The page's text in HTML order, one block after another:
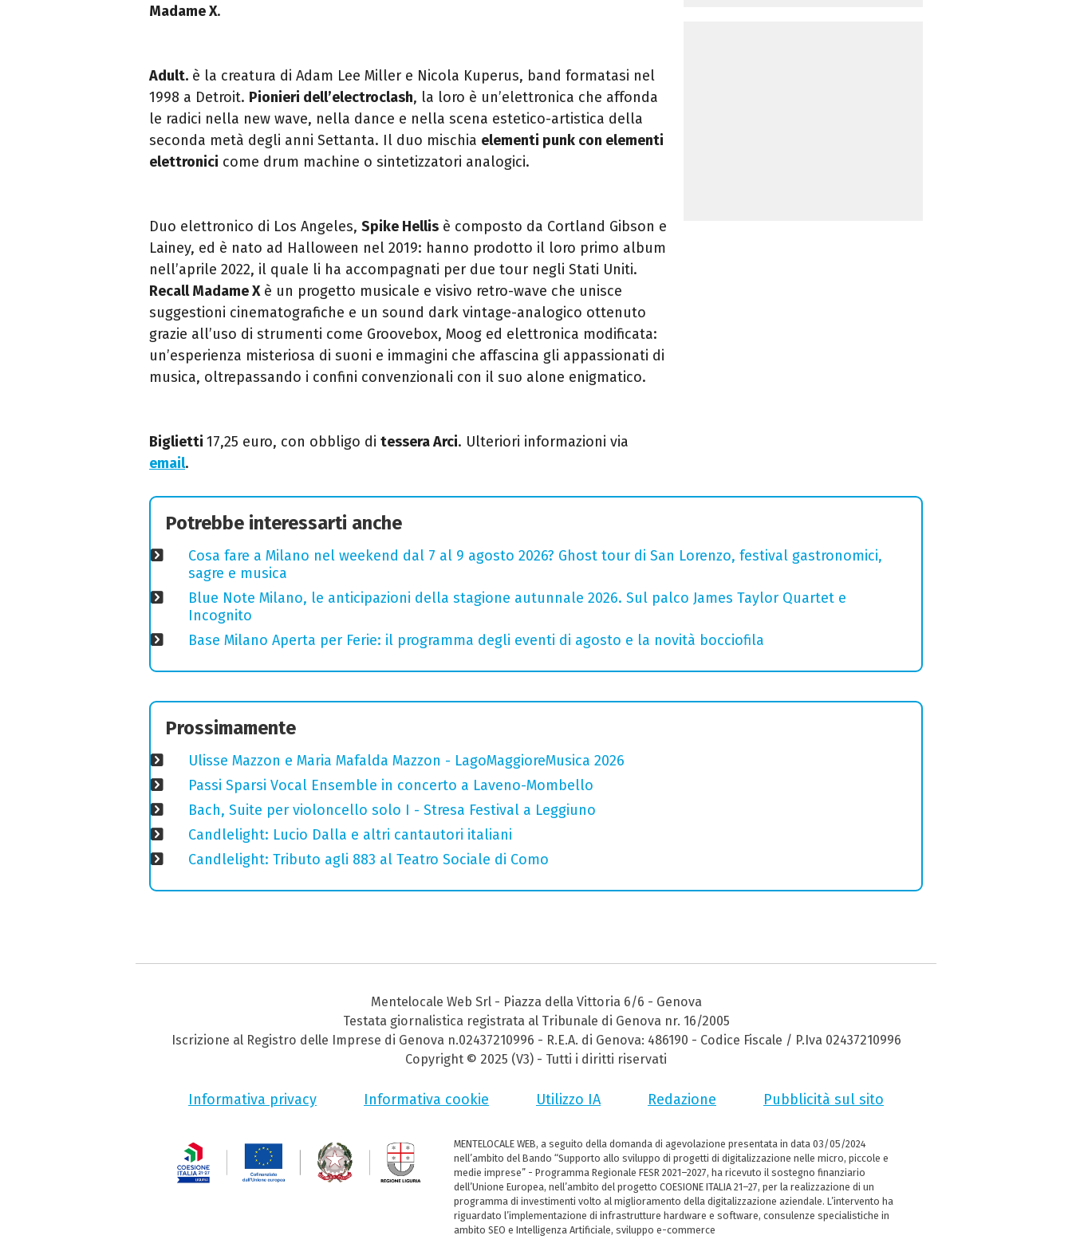
Madame X.
Adult. è la creatura di Adam Lee Miller e Nicola Kuperus, band formatasi nel
1998 a Detroit. Pionieri dell’electroclash, la loro è un’elettronica che affonda
le radici nella new wave, nella dance e nella scena estetico-artistica della
seconda metà degli anni Settanta. Il duo mischia elementi punk con elementi
elettronici come drum machine o sintetizzatori analogici.
Duo elettronico di Los Angeles, Spike Hellis è composto da Cortland Gibson e
Lainey, ed è nato ad Halloween nel 2019: hanno prodotto il loro primo album
nell’aprile 2022, il quale li ha accompagnati per due tour negli Stati Uniti.
Recall Madame Xè un progetto musicale e visivo retro-wave che unisce
suggestioni cinematografiche e un sound dark vintage-analogico ottenuto
grazie all’uso di strumenti come Groovebox, Moog ed elettronica modificata:
un’esperienza misteriosa di suoni e immagini che affascina gli appassionati di
musica, oltrepassando i confini convenzionali con il suo alone enigmatico.
Biglietti 17,25 euro, con obbligo di tessera Arci. Ulteriori informazioni via
email.
Potrebbe interessarti anche
Cosa fare a Milano nel weekend dal 7 al 9 agosto 2026? Ghost tour di San Lorenzo, festival gastronomici,
sagre e musica
Blue Note Milano, le anticipazioni della stagione autunnale 2026. Sul palco James Taylor Quartet e
Incognito
Base Milano Aperta per Ferie: il programma degli eventi di agosto e la novità bocciofila
Prossimamente
Ulisse Mazzon e Maria Mafalda Mazzon - LagoMaggioreMusica 2026
Passi Sparsi Vocal Ensemble in concerto a Laveno-Mombello
Bach, Suite per violoncello solo I - Stresa Festival a Leggiuno
Candlelight: Lucio Dalla e altri cantautori italiani
Candlelight: Tributo agli 883 al Teatro Sociale di Como
Mentelocale Web Srl - Piazza della Vittoria 6/6 - Genova
Testata giornalistica registrata al Tribunale di Genova nr. 16/2005
Iscrizione al Registro delle Imprese di Genova n.02437210996 - R.E.A. di Genova: 486190 - Codice Fiscale / P.Iva 02437210996
Copyright © 2025 (V3) - Tutti i diritti riservati
Informativa privacy Informativa cookie Utilizzo IA Redazione Pubblicità sul sito
MENTELOCALE WEB, a seguito della domanda di agevolazione presentata in data 03/05/2024
nell’ambito del Bando “Supporto allo sviluppo di progetti di digitalizzazione nelle micro, piccole e
medie imprese” - Programma Regionale FESR 2021–2027, ha ricevuto il sostegno finanziario
dell’Unione Europea, nell’ambito del progetto COESIONE ITALIA 21–27, per la realizzazione di un
programma di investimenti volto al miglioramento della digitalizzazione aziendale. L’intervento ha
riguardato l’implementazione di infrastrutture hardware e software, consulenze specialistiche in
ambito SEO e Intelligenza Artificiale, sviluppo e-commerce